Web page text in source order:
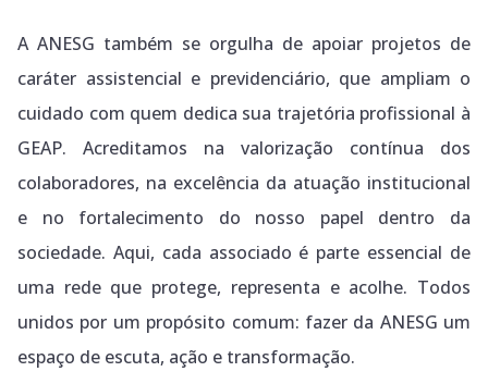
A ANESG também se orgulha de apoiar projetos de
caráter assistencial e previdenciário, que ampliam o
cuidado com quem dedica sua trajetória profissional à
GEAP. Acreditamos na valorização contínua dos
colaboradores, na excelência da atuação institucional
e no fortalecimento do nosso papel dentro da
sociedade. Aqui, cada associado é parte essencial de
uma rede que protege, representa e acolhe. Todos
unidos por um propósito comum: fazer da ANESG um
espaço de escuta, ação e transformação.